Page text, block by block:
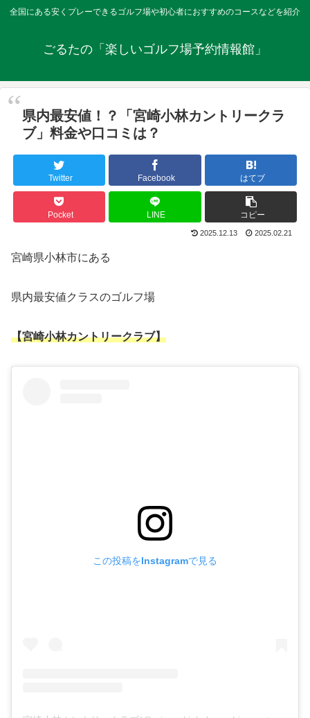
全国にある安くプレーできるゴルフ場や初心者におすすめのコースなどを紹介
ごるたの「楽しいゴルフ場予約情報館」
県内最安値！？「宮崎小林カントリークラ
ブ」料金や口コミは？
Twitter Facebook はてブ
Pocket LINE コピー
2025.12.13 2025.02.21
宮崎県小林市にある
県内最安値クラスのゴルフ場
【宮崎小林カントリークラブ】
この投稿をInstagramで見る